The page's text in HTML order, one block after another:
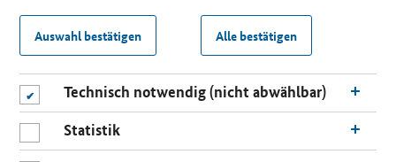
Auswahl bestätigen Alle bestätigen
Technisch notwendig (nicht abwählbar)
Statistik